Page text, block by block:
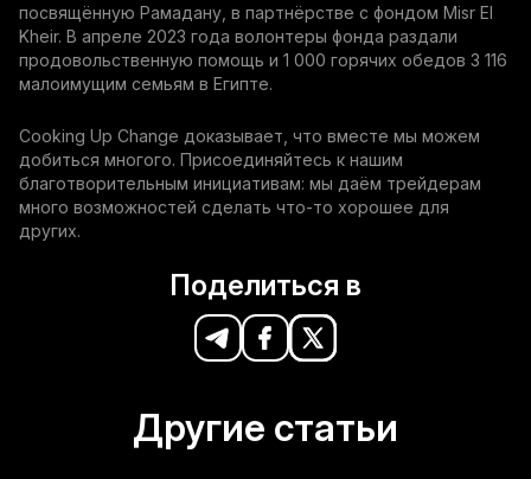
посвящённую Рамадану, в партнёрстве с фондом Misr El
Kheir. В апреле 2023 года волонтеры фонда раздали
продовольственную помощь и 1 000 горячих обедов 3 116
малоимущим семьям в Египте.
Cooking Up Change доказывает, что вместе мы можем
добиться многого. Присоединяйтесь к нашим
благотворительным инициативам: мы даём трейдерам
много возможностей сделать что-то хорошее для
других.
Поделиться в
Другие статьи